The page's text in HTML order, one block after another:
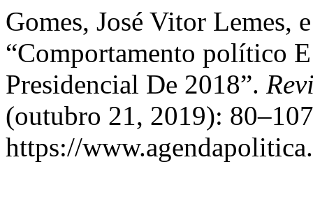
Gomes, José Vitor Lemes,
“Comportamento político
Presidencial De 2018”.
(outubro 21, 2019):
https://